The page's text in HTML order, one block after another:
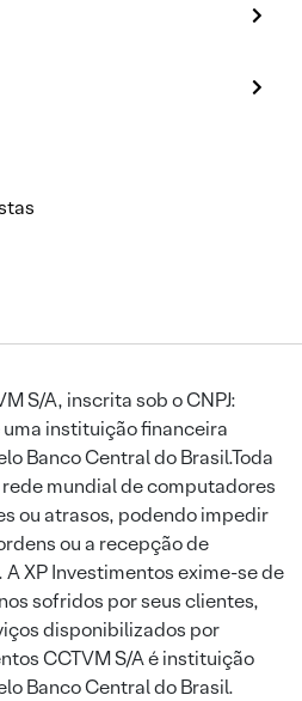
S/A, inscrita sob o CNPJ:
instituição financeira
Banco Central do Brasil.Toda
mundial de computadores
ou atrasos, podendo impedir
ou a recepção de
XP Investimentos exime-se de
sofridos por seus clientes,
disponibilizados por
CCTVM S/A é instituição
Banco Central do Brasil.